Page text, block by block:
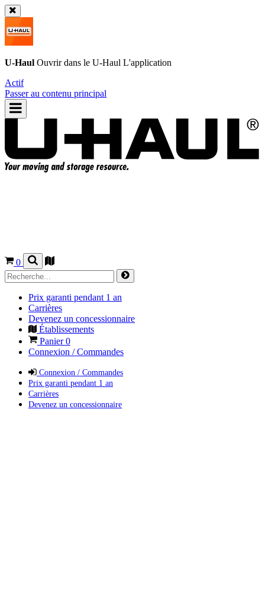
U-Haul Ouvrir dans le U-Haul L'application
Actif
Passer au contenu principal
0
Prix garanti pendant 1 an
Carrières
Devenez un concessionnaire
Établissements
Panier0
Connexion / Commandes
Connexion / Commandes
Prix garanti pendant 1 an
Carrières
Devenez un concessionnaire